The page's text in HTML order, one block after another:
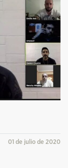
01 de julio de 2020